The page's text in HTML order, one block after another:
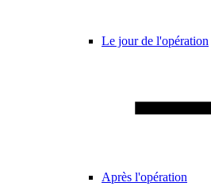
Le jour de l'opération
Après l'opération